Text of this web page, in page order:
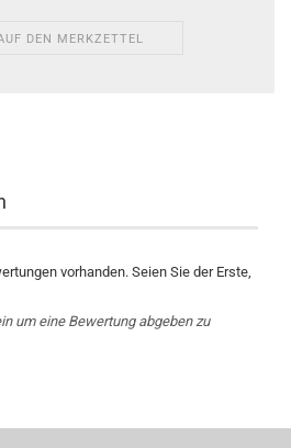
DEN MERKZETTEL
vorhanden. Seien Sie der Erste,
um eine Bewertung abgeben zu